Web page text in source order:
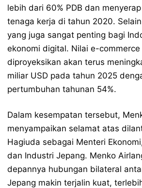
lebih dari 60% PDB dan
tenaga kerja di tahun 2020.
yang juga sangat penting bagi
ekonomi digital. Nilai e-commerce
diproyeksikan akan terus
miliar USD pada tahun 2025
pertumbuhan tahunan 54%.
Dalam kesempatan tersebut,
menyampaikan selamat atas
Hagiuda sebagai Menteri
dan Industri Jepang. Menko
depannya hubungan bilateral
Jepang makin terjalin kuat,